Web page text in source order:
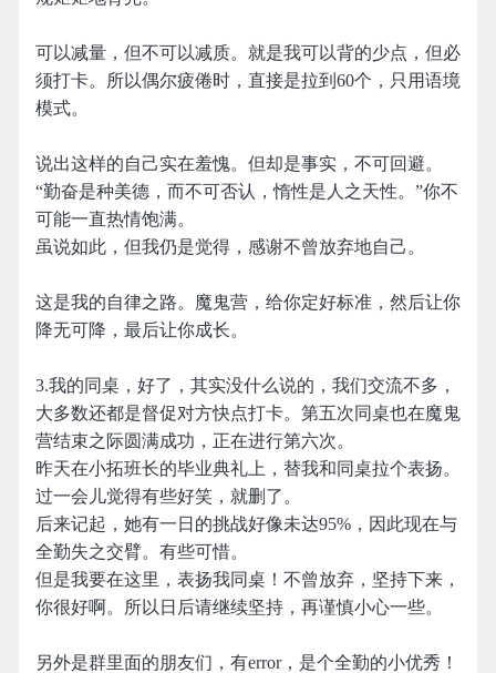
可以减量，但不可以减质。就是我可以背的少点，但必
须打卡。所以偶尔疲倦时，直接是拉到60个，只用语境
模式。
说出这样的自己实在羞愧。但却是事实，不可回避。
“勤奋是种美德，而不可否认，惰性是人之天性。”你不
可能一直热情饱满。
虽说如此，但我仍是觉得，感谢不曾放弃地自己。
这是我的自律之路。魔鬼营，给你定好标准，然后让你
降无可降，最后让你成长。
3.我的同桌，好了，其实没什么说的，我们交流不多，
大多数还都是督促对方快点打卡。第五次同桌也在魔鬼
营结束之际圆满成功，正在进行第六次。
昨天在小拓班长的毕业典礼上，替我和同桌拉个表扬。
过一会儿觉得有些好笑，就删了。
后来记起，她有一日的挑战好像未达95%，因此现在与
全勤失之交臂。有些可惜。
但是我要在这里，表扬我同桌！不曾放弃，坚持下来，
你很好啊。所以日后请继续坚持，再谨慎小心一些。
另外是群里面的朋友们，有error，是个全勤的小优秀！